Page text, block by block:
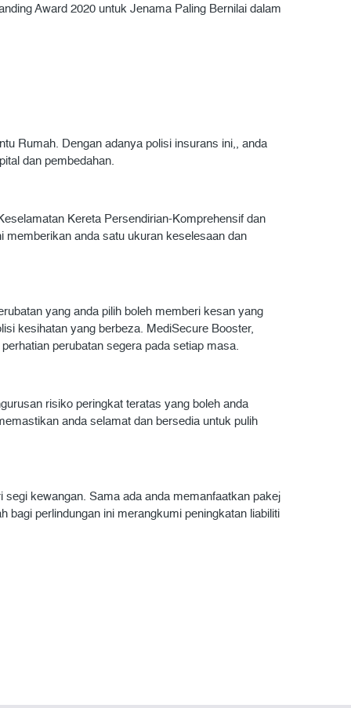
Award 2020 untuk Jenama Paling Bernilai dalam
Rumah. Dengan adanya polisi insurans ini,, anda
dan pembedahan.
Kereta Persendirian-Komprehensif dan
memberikan anda satu ukuran keselesaan dan
yang anda pilih boleh memberi kesan yang
kesihatan yang berbeza. MediSecure Booster,
perubatan segera pada setiap masa.
risiko peringkat teratas yang boleh anda
anda selamat dan bersedia untuk pulih
kewangan. Sama ada anda memanfaatkan pakej
bagi perlindungan ini merangkumi peningkatan liabiliti